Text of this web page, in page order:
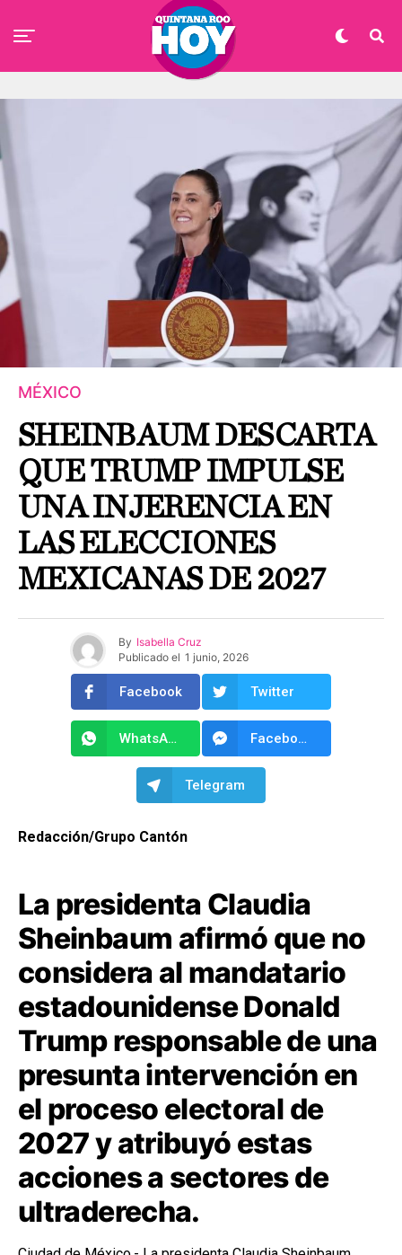
MÉXICO
SHEINBAUM DESCARTA
QUE TRUMP IMPULSE
UNA INJERENCIA EN
LAS ELECCIONES
MEXICANAS DE 2027
By Isabella Cruz
Publicado el 1 junio, 2026
Facebook Twitter
WhatsApp Facebook Messenger
Telegram
Redacción/Grupo Cantón
La presidenta Claudia
Sheinbaum afirmó que no
considera al mandatario
estadounidense Donald
Trump responsable de una
presunta intervención en
el proceso electoral de
2027 y atribuyó estas
acciones a sectores de
ultraderecha.